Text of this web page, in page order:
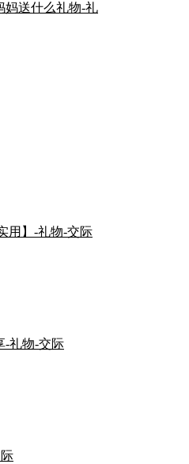
妈送什么礼物-礼
用】-礼物-交际
-礼物-交际